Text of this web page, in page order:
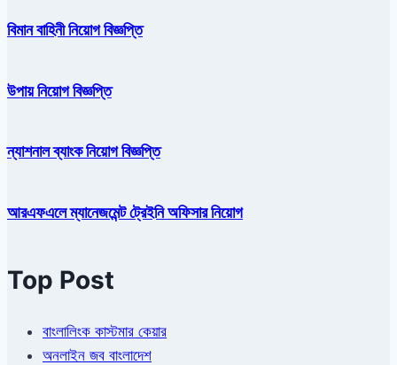
বিমান বাহিনী নিয়োগ বিজ্ঞপ্তি
উপায় নিয়োগ বিজ্ঞপ্তি
ন্যাশনাল ব্যাংক নিয়োগ বিজ্ঞপ্তি
আরএফএলে ম্যানেজমেন্ট ট্রেইনি অফিসার নিয়োগ
Top Post
বাংলালিংক কাস্টমার কেয়ার
অনলাইন জব বাংলাদেশ